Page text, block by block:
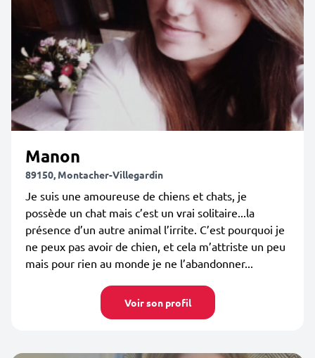
Manon
89150, Montacher-Villegardin
Je suis une amoureuse de chiens et chats, je
possède un chat mais c’est un vrai solitaire...la
présence d’un autre animal l’irrite. C’est pourquoi je
ne peux pas avoir de chien, et cela m’attriste un peu
mais pour rien au monde je ne l’abandonner...
Voir son profil